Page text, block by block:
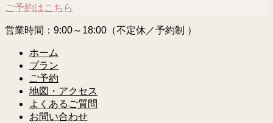
ご予約はこちら
営業時間：9:00～18:00（不定休／予約制 ）
ホーム
プラン
ご予約
地図・アクセス
よくあるご質問
お問い合わせ